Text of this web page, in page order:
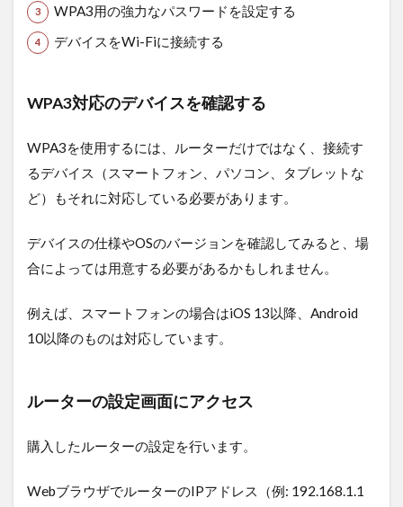
WPA3用の強力なパスワードを設定する
デバイスをWi-Fiに接続する
WPA3対応のデバイスを確認する
WPA3を使用するには、ルーターだけではなく、接続す
るデバイス（スマートフォン、パソコン、タブレットな
ど）もそれに対応している必要があります。
デバイスの仕様やOSのバージョンを確認してみると、場
合によっては用意する必要があるかもしれません。
例えば、スマートフォンの場合はiOS 13以降、Android
10以降のものは対応しています。
ルーターの設定画面にアクセス
購入したルーターの設定を行います。
WebブラウザでルーターのIPアドレス（例: 192.168.1.1